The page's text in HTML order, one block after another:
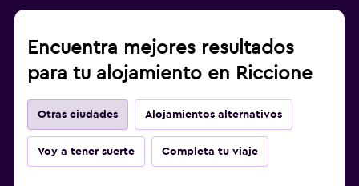
Encuentra mejores resultados
para tu alojamiento en Riccione
Otras ciudades Alojamientos alternativos
Voy a tener suerte Completa tu viaje